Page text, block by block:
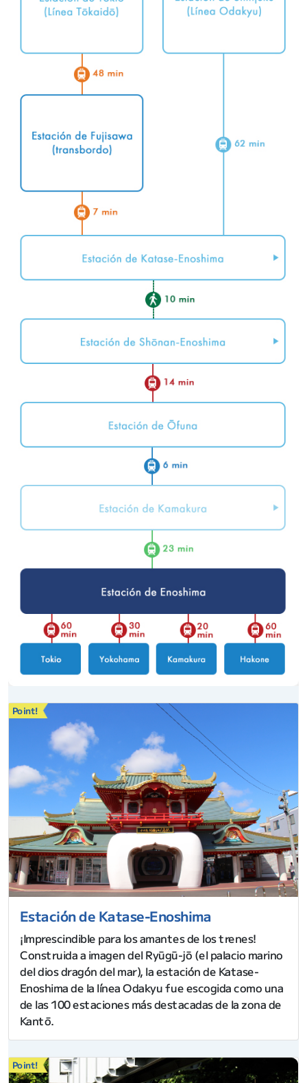
Point!
Estación de Katase-Enoshima
¡Imprescindible para los amantes de los trenes!
Construida a imagen del Ryūgū-jō (el palacio marino
del dios dragón del mar), la estación de Katase-
Enoshima de la línea Odakyu fue escogida como una
de las 100 estaciones más destacadas de la zona de
Kantō.
Point!